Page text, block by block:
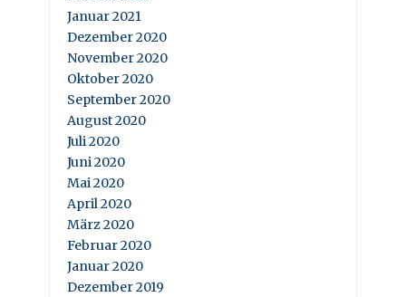
Januar 2021
Dezember 2020
November 2020
Oktober 2020
September 2020
August 2020
Juli 2020
Juni 2020
Mai 2020
April 2020
März 2020
Februar 2020
Januar 2020
Dezember 2019